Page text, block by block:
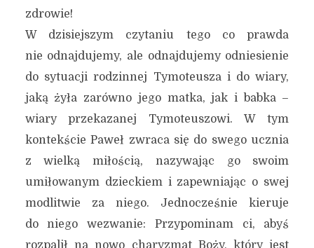
zdrowie!
W dzisiejszym czytaniu tego co prawda
nie odnajdujemy, ale odnajdujemy odniesienie
do sytuacji rodzinnej Tymoteusza i do wiary,
jaką żyła zarówno jego matka, jak i babka –
wiary przekazanej Tymoteuszowi. W tym
kontekście Paweł zwraca się do swego ucznia
z wielką miłością, nazywając go swoim
umiłowanym dzieckiem i zapewniając o swej
modlitwie za niego. Jednocześnie kieruje
do niego wezwanie: Przypominam ci, abyś
rozpalił na nowo charyzmat Boży, który jest